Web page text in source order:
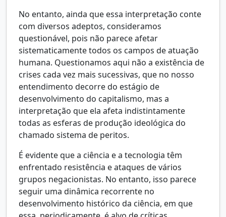
No entanto, ainda que essa interpretação conte
com diversos adeptos, consideramos
questionável, pois não parece afetar
sistematicamente todos os campos de atuação
humana. Questionamos aqui não a existência de
crises cada vez mais sucessivas, que no nosso
entendimento decorre do estágio de
desenvolvimento do capitalismo, mas a
interpretação que ela afeta indistintamente
todas as esferas de produção ideológica do
chamado sistema de peritos.
É evidente que a ciência e a tecnologia têm
enfrentado resistência e ataques de vários
grupos negacionistas. No entanto, isso parece
seguir uma dinâmica recorrente no
desenvolvimento histórico da ciência, em que